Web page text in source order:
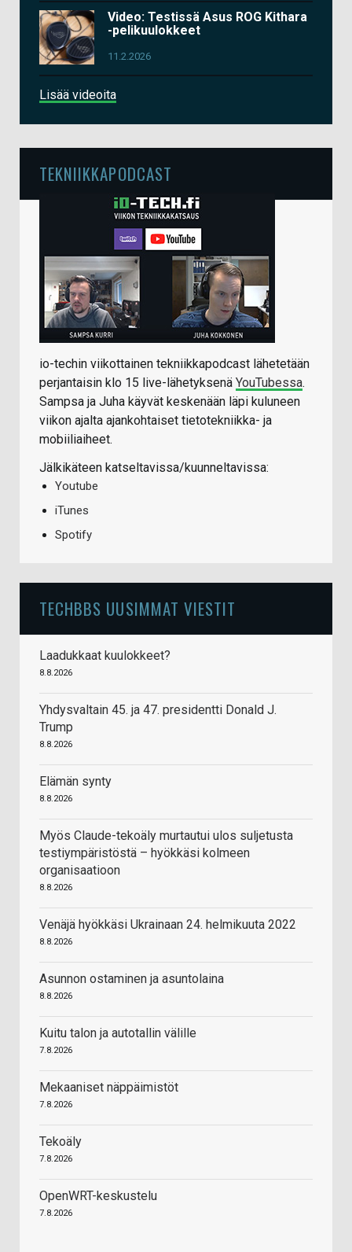
Video: Testissä Asus ROG Kithara
-pelikuulokkeet
11.2.2026
Lisää videoita
TEKNIIKKAPODCAST
io-techin viikottainen tekniikkapodcast lähetetään
perjantaisin klo 15 live-lähetyksenä YouTubessa.
Sampsa ja Juha käyvät keskenään läpi kuluneen
viikon ajalta ajankohtaiset tietotekniikka- ja
mobiiliaiheet.
Jälkikäteen katseltavissa/kuunneltavissa:
Youtube
iTunes
Spotify
TECHBBS UUSIMMAT VIESTIT
Laadukkaat kuulokkeet?
8.8.2026
Yhdysvaltain 45. ja 47. presidentti Donald J.
Trump
8.8.2026
Elämän synty
8.8.2026
Myös Claude-tekoäly murtautui ulos suljetusta
testiympäristöstä – hyökkäsi kolmeen
organisaatioon
8.8.2026
Venäjä hyökkäsi Ukrainaan 24. helmikuuta 2022
8.8.2026
Asunnon ostaminen ja asuntolaina
8.8.2026
Kuitu talon ja autotallin välille
7.8.2026
Mekaaniset näppäimistöt
7.8.2026
Tekoäly
7.8.2026
OpenWRT-keskustelu
7.8.2026